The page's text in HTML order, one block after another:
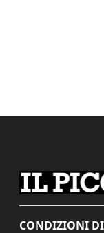
CONDIZIONI